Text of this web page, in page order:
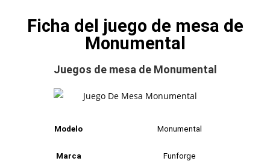
Ficha del juego de mesa de
Monumental
Juegos de mesa de Monumental
Modelo Monumental
Marca Funforge